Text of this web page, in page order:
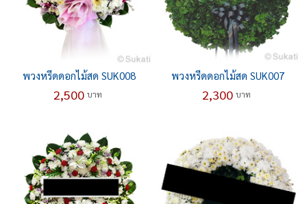
พวงหรีดดอกไม้สด SUK008
2,500 บาท
พวงหรีดดอกไม้สด SUK007
2,300 บาท